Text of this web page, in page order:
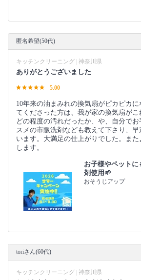
匿名希望(50代)
キッチンクリーニング | 神奈川県
ありがとうございました
5.00
10年来の油まみれの換気扇がピカピカ
てくださった方は、我が家の換気扇が
どの程度の汚れだったか、や、自分で
スメの市販洗剤なども教えて下さり、
います。大満足の仕上がりでした。ま
します。
お子様やペット
剤使用🌱
おそうじアップ
toriさん(60代)
キッチンクリーニング | 神奈川県